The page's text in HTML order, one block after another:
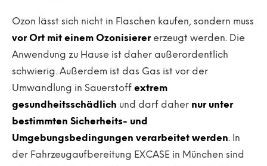
Ozon lässt sich nicht in Flaschen kaufen, sondern muss
vor Ort mit einem Ozonisierererzeugt werden. Die
Anwendung zu Hause ist daher außerordentlich
schwierig. Außerdem ist das Gas ist vor der
Umwandlung in Sauerstoff extrem
gesundheitsschädlich und darf daher nur unter
bestimmten Sicherheits- und
Umgebungsbedingungen verarbeitet werden. In
der Fahrzeugaufbereitung EXCASE in München sind